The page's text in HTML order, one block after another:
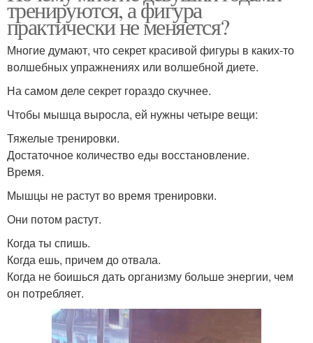
тренируются, а фигура
практически не меняется?
Многие думают, что секрет красивой фигуры в каких-то
волшебных упражнениях или волшебной диете.
На самом деле секрет гораздо скучнее.
Чтобы мышца выросла, ей нужны четыре вещи:
Тяжелые тренировки.
Достаточное количество еды восстановление.
Время.
Мышцы не растут во время тренировки.
Они потом растут.
Когда ты спишь.
Когда ешь, причем до отвала.
Когда не боишься дать организму больше энергии, чем
он потребляет.